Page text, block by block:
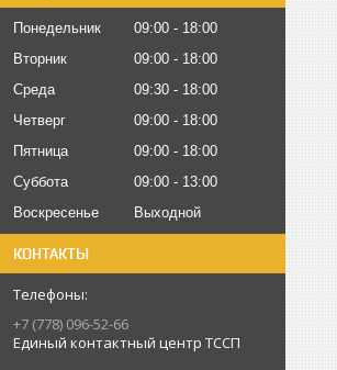
Понедельник 09:00
18:00
Вторник
09:00
18:00
Среда
09:30
18:00
Четверг
09:00
18:00
Пятница
09:00
18:00
Суббота
09:00
13:00
Воскресенье
Выходной
КОНТАКТЫ
+7 (778) 096-52-66
Единый контактный центр ТССП